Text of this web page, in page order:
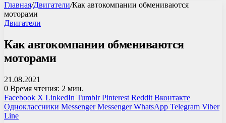
Главная/Двигатели/Как автокомпании обмениваются
моторами
Двигатели
Как автокомпании обмениваются
моторами
21.08.2021
0 Время чтения: 2 мин.
Facebook X LinkedIn Tumblr Pinterest Reddit Вконтакте
Одноклассники Messenger Messenger WhatsApp Telegram Viber
Line